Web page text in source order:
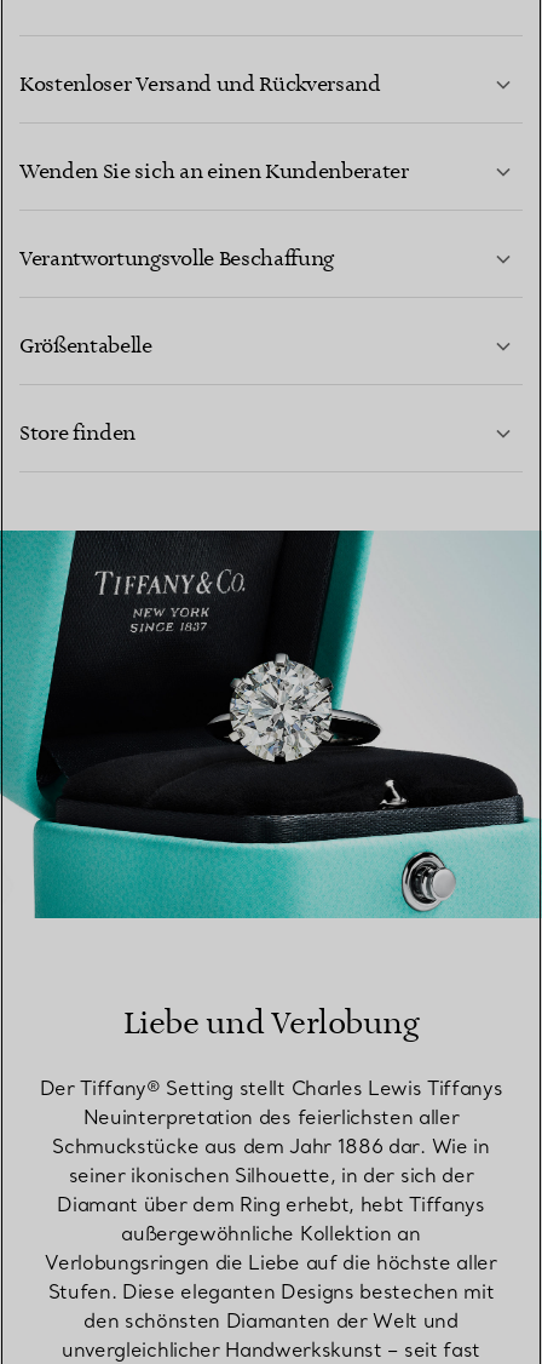
Kostenloser Versand und Rückversand
Wenden Sie sich an einen Kundenberater
Verantwortungsvolle Beschaffung
MEHR ERFAHREN
Größentabelle
Store finden
EINEN STORE IN IHRER NÄHE FINDEN
Liebe und Verlobung
Der Tiffany® Setting stellt Charles Lewis Tiffanys
Neuinterpretation des feierlichsten aller
Schmuckstücke aus dem Jahr 1886 dar. Wie in
seiner ikonischen Silhouette, in der sich der
Diamant über dem Ring erhebt, hebt Tiffanys
außergewöhnliche Kollektion an
Verlobungsringen die Liebe auf die höchste aller
Stufen. Diese eleganten Designs bestechen mit
den schönsten Diamanten der Welt und
unvergleichlicher Handwerkskunst – seit fast